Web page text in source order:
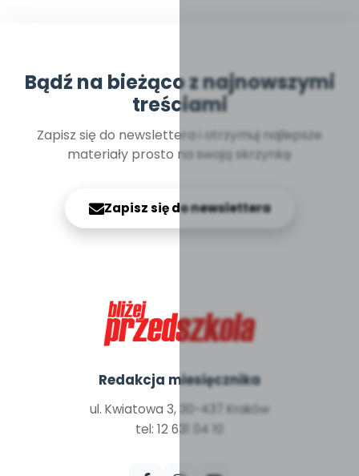
Bądź na bieżąco z najnowszymi
treściami
Zapisz się do newslettera i otrzymuj najlepsze
materiały prosto na swoją skrzynkę
Zapisz się do newslettera
Redakcja miesięcznika
ul. Kwiatowa 3, 30-437 Kraków
tel: 12 631 04 10